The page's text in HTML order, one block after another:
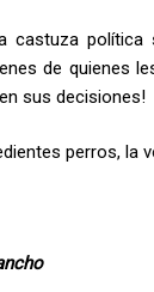
castuza política
de quienes
sus decisiones!
perros, la